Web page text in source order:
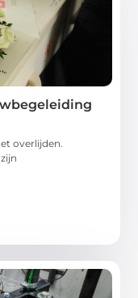
overlijden.